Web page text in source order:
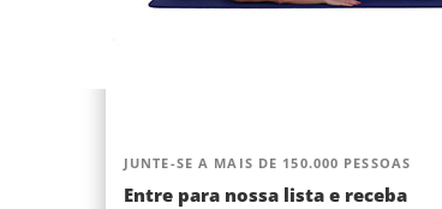
JUNTE-SE A MAIS DE 150.000 PESSOAS
Entre para nossa lista e receba